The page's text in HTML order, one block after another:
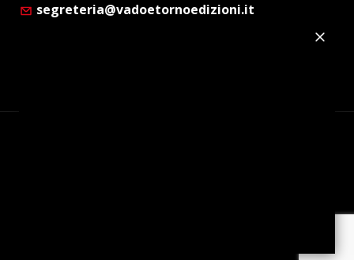
segreteria@vadoetornoedizioni.it